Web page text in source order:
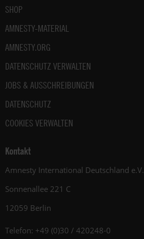
SHOP
AMNESTY-MATERIAL
AMNESTY.ORG
DATENSCHUTZ VERWALTEN
JOBS & AUSSCHREIBUNGEN
DATENSCHUTZ
COOKIES VERWALTEN
Kontakt
Amnesty International Deutschland e.V.
Sonnenallee 221 C
12059 Berlin
Telefon: +49 (0)30 / 420248-0